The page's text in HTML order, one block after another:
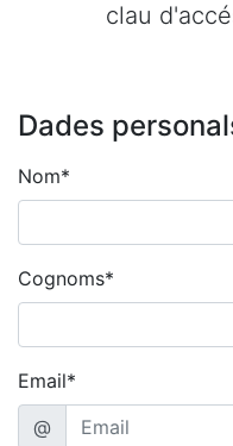
clau
Dades
Nom*
Cognoms*
Email*
@